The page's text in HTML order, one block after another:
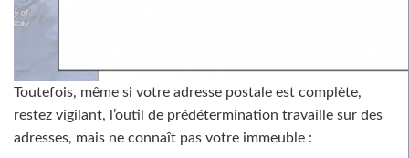
Toutefois, même si votre adresse postale est complète,
restez vigilant, l’outil de prédétermination travaille sur des
adresses, mais ne connaît pas votre immeuble :